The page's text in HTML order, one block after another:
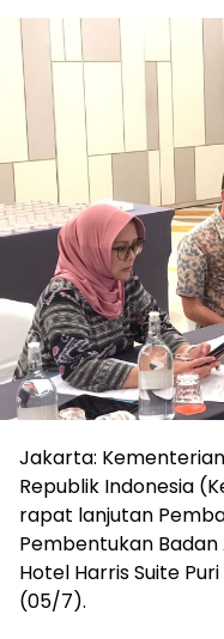
Jakarta:
Republik Indonesia
rapat lanjutan
Pembentukan
Hotel Harris Suite
(05/7).